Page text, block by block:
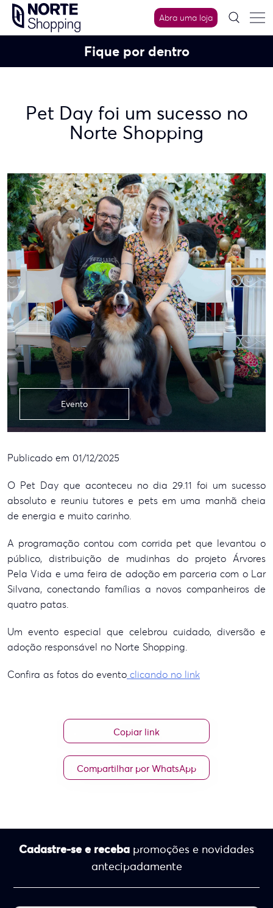
Skip
content
Abra uma loja
Fique por dentro
Pet Day foi um sucesso no
Norte Shopping
Evento
Publicado em 01/12/2025
O Pet Day que aconteceu no dia 29.11 foi um sucesso
absoluto e reuniu tutores e pets em uma manhã cheia
de energia e muito carinho.
A programação contou com corrida pet que levantou o
público, distribuição de mudinhas do projeto Árvores
Pela Vida e uma feira de adoção em parceria com o Lar
Silvana, conectando famílias a novos companheiros de
quatro patas.
Um evento especial que celebrou cuidado, diversão e
adoção responsável no Norte Shopping.
Confira as fotos do evento clicando no link
Copiar link
Compartilhar por WhatsApp
Cadastre-se e receba promoções e novidades
antecipadamente